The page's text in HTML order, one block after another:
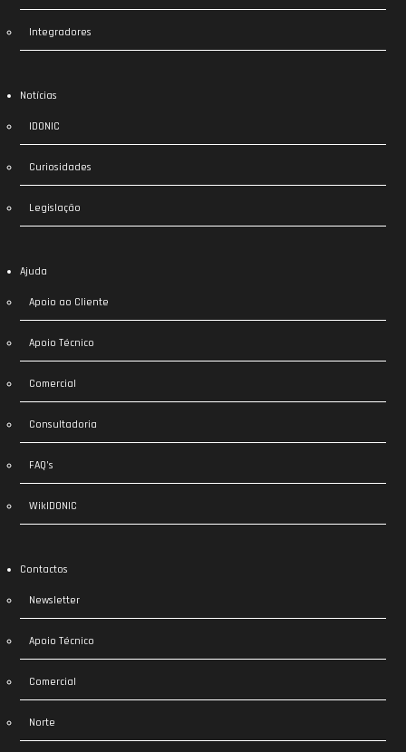
Integradores
Notícias
IDONIC
Curiosidades
Legislação
Ajuda
Apoio ao Cliente
Apoio Técnico
Comercial
Consultadoria
FAQ’s
WikIDONIC
Contactos
Newsletter
Apoio Técnico
Comercial
Norte